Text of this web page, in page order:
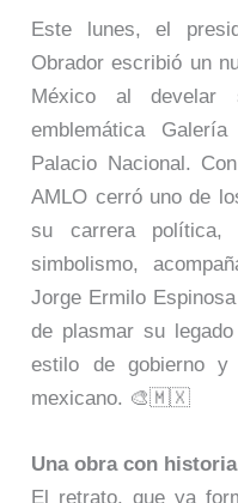
Este lunes, el
Obrador escribió un
México al
emblemática
Palacio Nacional.
AMLO cerró uno de
su carrera política,
simbolismo,
Jorge Ermilo
de plasmar su
estilo de gobierno
mexicano. 🎨🇲🇽
Una obra con historia
El retrato, que ya